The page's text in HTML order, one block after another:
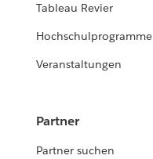
Tableau Revier
Hochschulprogramme
Veranstaltungen
Partner
Partner suchen